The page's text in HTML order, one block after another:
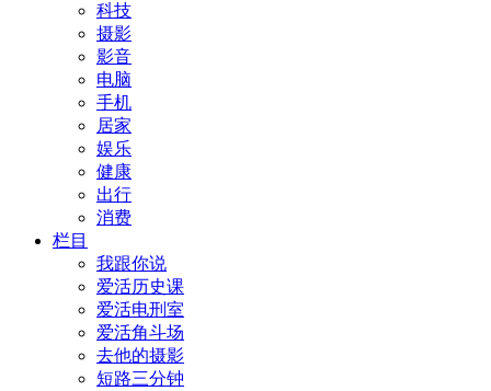
科技
摄影
影音
电脑
手机
居家
娱乐
健康
出行
消费
栏目
我跟你说
爱活历史课
爱活电刑室
爱活角斗场
去他的摄影
短路三分钟